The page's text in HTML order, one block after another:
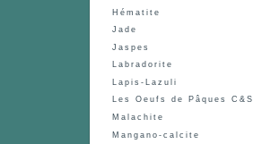
Hématite
Jade
Jaspes
Labradorite
Lapis-Lazuli
Les Oeufs de Pâques C&S
Malachite
Mangano-calcite